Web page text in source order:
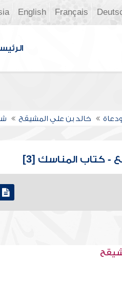
Français
English
خالد بن علي المشيقح
- كتاب المناسك [3]